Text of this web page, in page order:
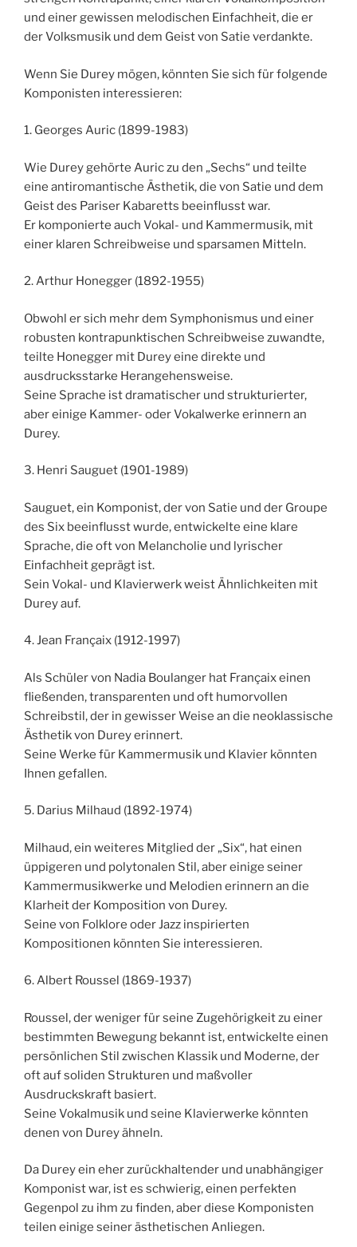
und einer gewissen melodischen Einfachheit, die er
der Volksmusik und dem Geist von Satie verdankte.
Wenn Sie Durey mögen, könnten Sie sich für folgende
Komponisten interessieren:
1. Georges Auric (1899-1983)
Wie Durey gehörte Auric zu den „Sechs“ und teilte
eine antiromantische Ästhetik, die von Satie und dem
Geist des Pariser Kabaretts beeinflusst war.
Er komponierte auch Vokal- und Kammermusik, mit
einer klaren Schreibweise und sparsamen Mitteln.
2. Arthur Honegger (1892-1955)
Obwohl er sich mehr dem Symphonismus und einer
robusten kontrapunktischen Schreibweise zuwandte,
teilte Honegger mit Durey eine direkte und
ausdrucksstarke Herangehensweise.
Seine Sprache ist dramatischer und strukturierter,
aber einige Kammer- oder Vokalwerke erinnern an
Durey.
3. Henri Sauguet (1901-1989)
Sauguet, ein Komponist, der von Satie und der Groupe
des Six beeinflusst wurde, entwickelte eine klare
Sprache, die oft von Melancholie und lyrischer
Einfachheit geprägt ist.
Sein Vokal- und Klavierwerk weist Ähnlichkeiten mit
Durey auf.
4. Jean Françaix (1912-1997)
Als Schüler von Nadia Boulanger hat Françaix einen
fließenden, transparenten und oft humorvollen
Schreibstil, der in gewisser Weise an die neoklassische
Ästhetik von Durey erinnert.
Seine Werke für Kammermusik und Klavier könnten
Ihnen gefallen.
5. Darius Milhaud (1892-1974)
Milhaud, ein weiteres Mitglied der „Six“, hat einen
üppigeren und polytonalen Stil, aber einige seiner
Kammermusikwerke und Melodien erinnern an die
Klarheit der Komposition von Durey.
Seine von Folklore oder Jazz inspirierten
Kompositionen könnten Sie interessieren.
6. Albert Roussel (1869-1937)
Roussel, der weniger für seine Zugehörigkeit zu einer
bestimmten Bewegung bekannt ist, entwickelte einen
persönlichen Stil zwischen Klassik und Moderne, der
oft auf soliden Strukturen und maßvoller
Ausdruckskraft basiert.
Seine Vokalmusik und seine Klavierwerke könnten
denen von Durey ähneln.
Da Durey ein eher zurückhaltender und unabhängiger
Komponist war, ist es schwierig, einen perfekten
Gegenpol zu ihm zu finden, aber diese Komponisten
teilen einige seiner ästhetischen Anliegen.